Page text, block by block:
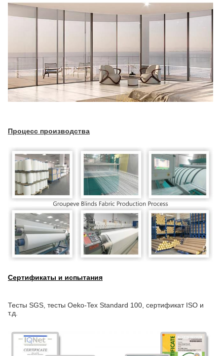
Процесс производства
Сертификаты и испытания
Тесты SGS, тесты Oeko-Tex Standard 100, сертификат ISO и
т.д.